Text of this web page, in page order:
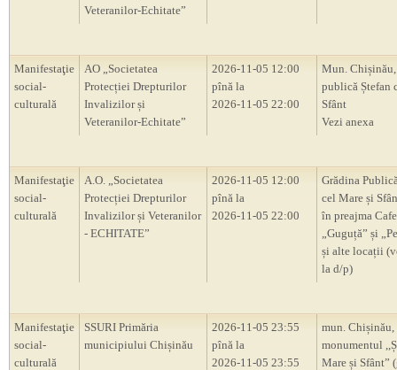
Veteranilor-Echitate”
Manifestaţie
social-
culturală
AO „Societatea
Protecției Drepturilor
Invalizilor și
Veteranilor-Echitate”
2026-11-05 12:00
pînă la
2026-11-05 22:00
Mun.
publică Ștefan
Sfânt
Vezi anexa
Manifestaţie
social-
culturală
A.O. „Societatea
Protecției Drepturilor
Invalizilor și Veteranilor
- ECHITATE”
2026-11-05 12:00
pînă la
2026-11-05 22:00
Grădina
cel Mare și
în preajma
„Guguță” și
și alte locații
la d/p)
Manifestaţie
social-
culturală
SSURI Primăria
municipiului Chișinău
2026-11-05 23:55
pînă la
2026-11-05 23:55
mun. Chișinău,
monumentul
Mare și Sfânt”